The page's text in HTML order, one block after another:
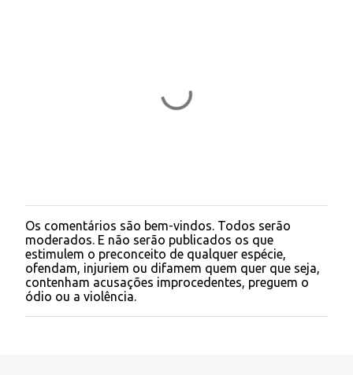
P
o
s
t
a
r
u
Os comentários são bem-vindos. Todos serão
moderados. E não serão publicados os que
estimulem o preconceito de qualquer espécie,
ofendam, injuriem ou difamem quem quer que seja,
contenham acusações improcedentes, preguem o
ódio ou a violência.